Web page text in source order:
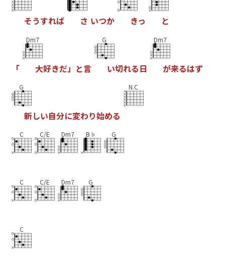
そうすれば さ いつか きっ と
「
Dm7
大好きだ」 と言
G
い切れる日
Dm7
が来るはず
G
新しい自分に変わり始める
N.C
C C/E Dm7 B♭ G
C C/E Dm7 G
C